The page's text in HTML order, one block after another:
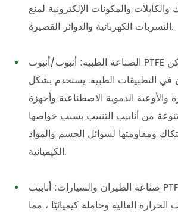
والمكونات الإلكترونية لمنع
التسربات الكهربائية والدوائر القصيرة.
الصناعة الطبية: أنبوب/أنبوب PTFE متوافق حيويًا ويمكن
في التطبيقات الطبية. يستخدم بشكل
الدموية الاصطناعية وأجهزة
من أنابيب التنبيب بسبب خواصها
ومقاومتها لسوائل الجسم والمواد
الكيميائية.
صناعة الطيران والسيارات: أنابيب PTFE خفيفة الوزن
العالية وخاملة كيميائيًا ، مما